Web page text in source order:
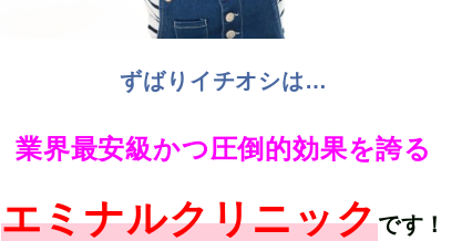
ずばりイチオシは…
業界最安級かつ圧倒的効果を誇る
エミナルクリニックです！